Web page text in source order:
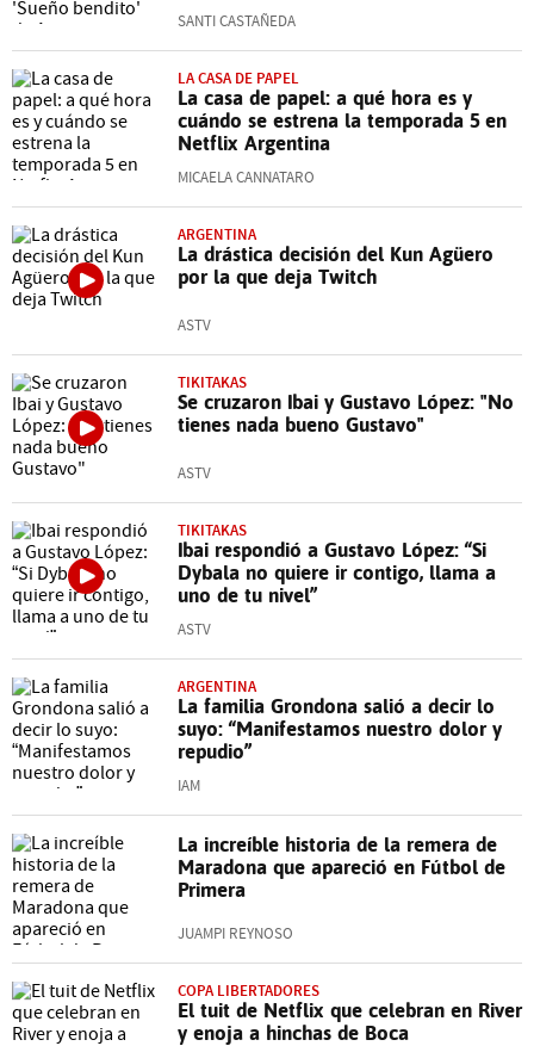
SANTI CASTAÑEDA
LA CASA DE PAPEL
La casa de papel: a qué hora es y
cuándo se estrena la temporada 5 en
Netflix Argentina
MICAELA CANNATARO
ARGENTINA
La drástica decisión del Kun Agüero
por la que deja Twitch
ASTV
TIKITAKAS
Se cruzaron Ibai y Gustavo López: "No
tienes nada bueno Gustavo"
ASTV
TIKITAKAS
Ibai respondió a Gustavo López: “Si
Dybala no quiere ir contigo, llama a
uno de tu nivel”
ASTV
ARGENTINA
La familia Grondona salió a decir lo
suyo: “Manifestamos nuestro dolor y
repudio”
IAM
La increíble historia de la remera de
Maradona que apareció en Fútbol de
Primera
JUAMPI REYNOSO
COPA LIBERTADORES
El tuit de Netflix que celebran en River
y enoja a hinchas de Boca